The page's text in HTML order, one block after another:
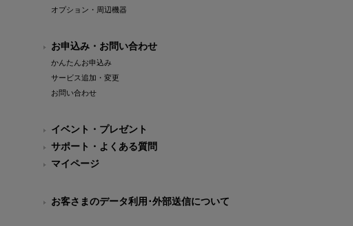
オプション・周辺機器
お申込み・お問い合わせ
かんたんお申込み
サービス追加・変更
お問い合わせ
イベント・プレゼント
サポート・よくある質問
マイページ
お客さまのデータ利用･外部送信について